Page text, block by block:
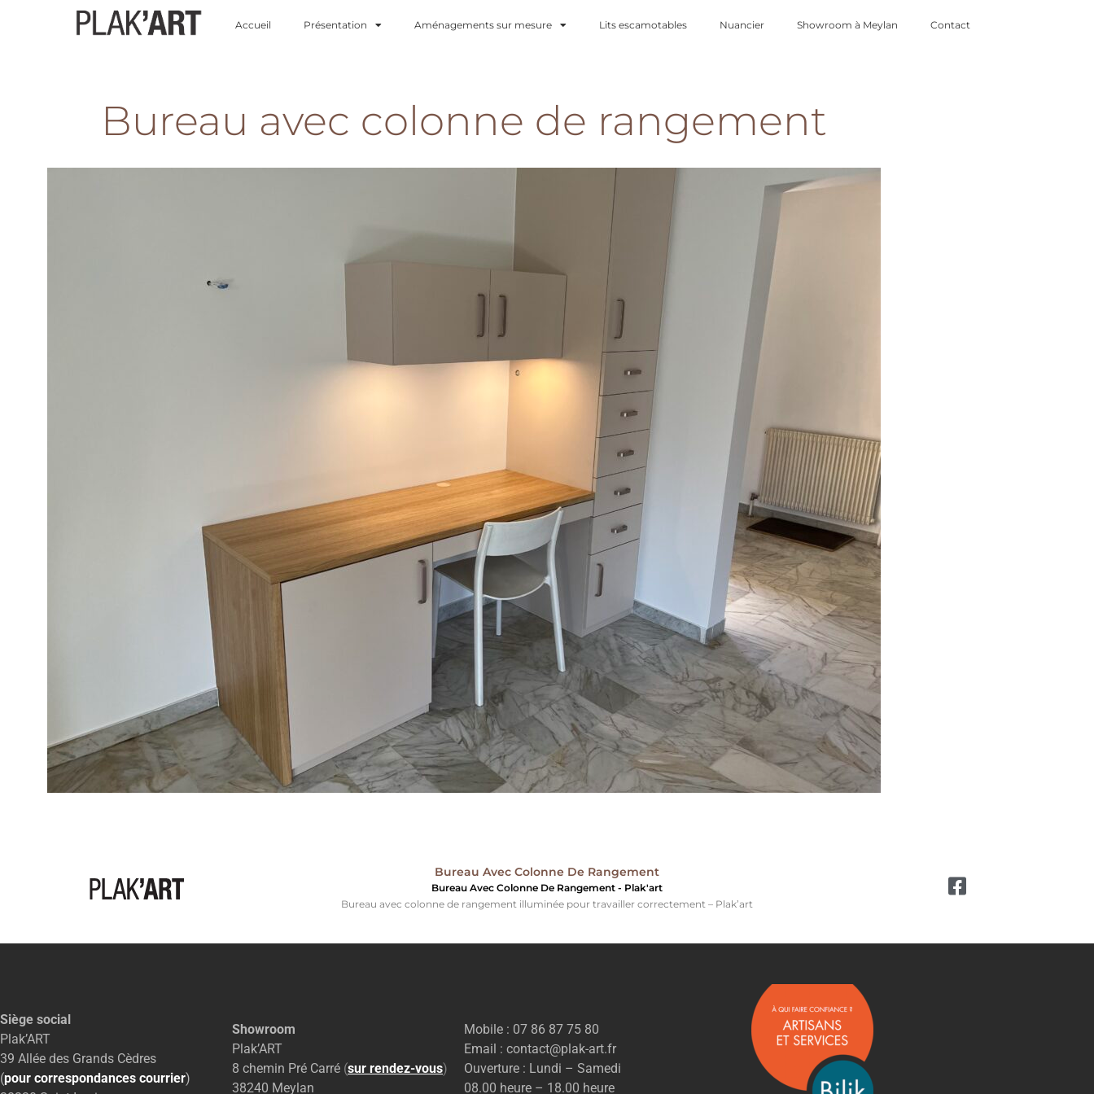
Accueil Présentation Aménagements sur mesure Lits escamotables Nuancier Showroom à Meylan Contact
Bureau avec colonne de rangement
Bureau Avec Colonne De Rangement
Bureau Avec Colonne De Rangement - Plak'art
Bureau avec colonne de rangement illuminée pour travailler correctement – Plak’art
Siège social
Plak’ART
39 Allée des Grands Cèdres
(pour correspondances courrier)
Showroom
Plak’ART
8 chemin Pré Carré (sur rendez-vous)
38240 Meylan
Mobile : 07 86 87 75 80
Email : contact@plak-art.fr
Ouverture : Lundi – Samedi
08.00 heure – 18.00 heure